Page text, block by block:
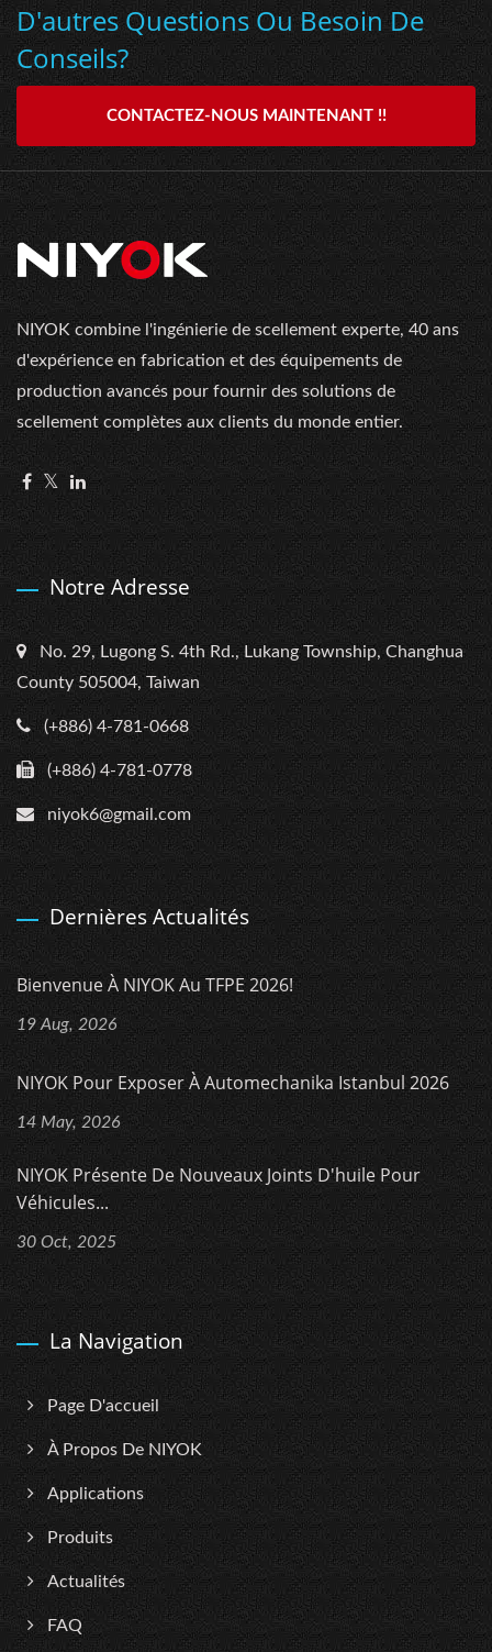
D'autres Questions Ou Besoin De
Conseils?
CONTACTEZ-NOUS MAINTENANT !!
NIYOK combine l'ingénierie de scellement experte, 40 ans
d'expérience en fabrication et des équipements de
production avancés pour fournir des solutions de
scellement complètes aux clients du monde entier.
Notre Adresse
No. 29, Lugong S. 4th Rd., Lukang Township, Changhua
County 505004, Taiwan
(+886) 4-781-0668
(+886) 4-781-0778
niyok6@gmail.com
Dernières Actualités
Bienvenue À NIYOK Au TFPE 2026!
19 Aug, 2026
NIYOK Pour Exposer À Automechanika Istanbul 2026
14 May, 2026
NIYOK Présente De Nouveaux Joints D'huile Pour
Véhicules...
30 Oct, 2025
La Navigation
Page D'accueil
À Propos De NIYOK
Applications
Produits
Actualités
FAQ